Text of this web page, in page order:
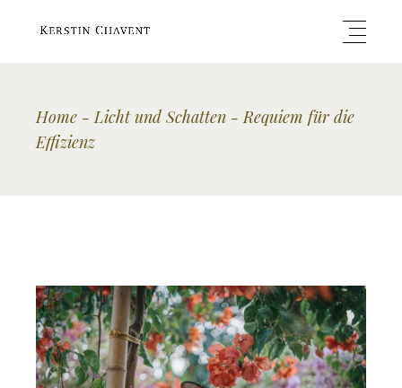
Home Licht und Schatten
Requiem für die
Effizienz